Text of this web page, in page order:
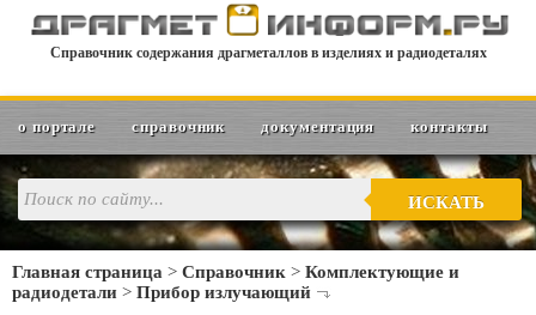
Справочник содержания драгметаллов в изделиях и радиодеталях
о портале справочник документация контакты
ИСКАТЬ
Главная страница > Справочник > Комплектующие и
радиодетали > Прибор излучающий